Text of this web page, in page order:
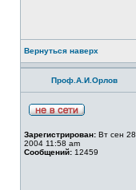
Вернуться наверх
Проф.А.И.Орлов
Зарегистрирован: Вт сен 28,
2004 11:58 am
Сообщений: 12459